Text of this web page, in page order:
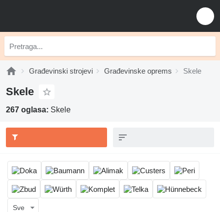
Građevinski strojevi Građevinske oprems Skele
Skele
267 oglasa: Skele
Sve